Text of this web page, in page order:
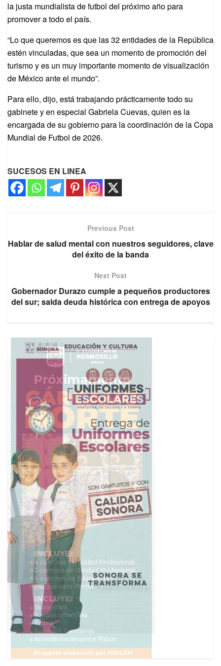
la justa mundialista de futbol del próximo año para
promover a todo el país.
“Lo que queremos es que las 32 entidades de la República
estén vinculadas, que sea un momento de promoción del
turismo y es un muy importante momento de visualización
de México ante el mundo”.
Para ello, dijo, está trabajando prácticamente todo su
gabinete y en especial Gabriela Cuevas, quien es la
encargada de su gobierno para la coordinación de la Copa
Mundial de Futbol de 2026.
SUCESOS EN LINEA
Previous Post
Hablar de salud mental con nuestros seguidores, clave
del éxito de la banda
Next Post
Gobernador Durazo cumple a pequeños productores
del sur; salda deuda histórica con entrega de apoyos